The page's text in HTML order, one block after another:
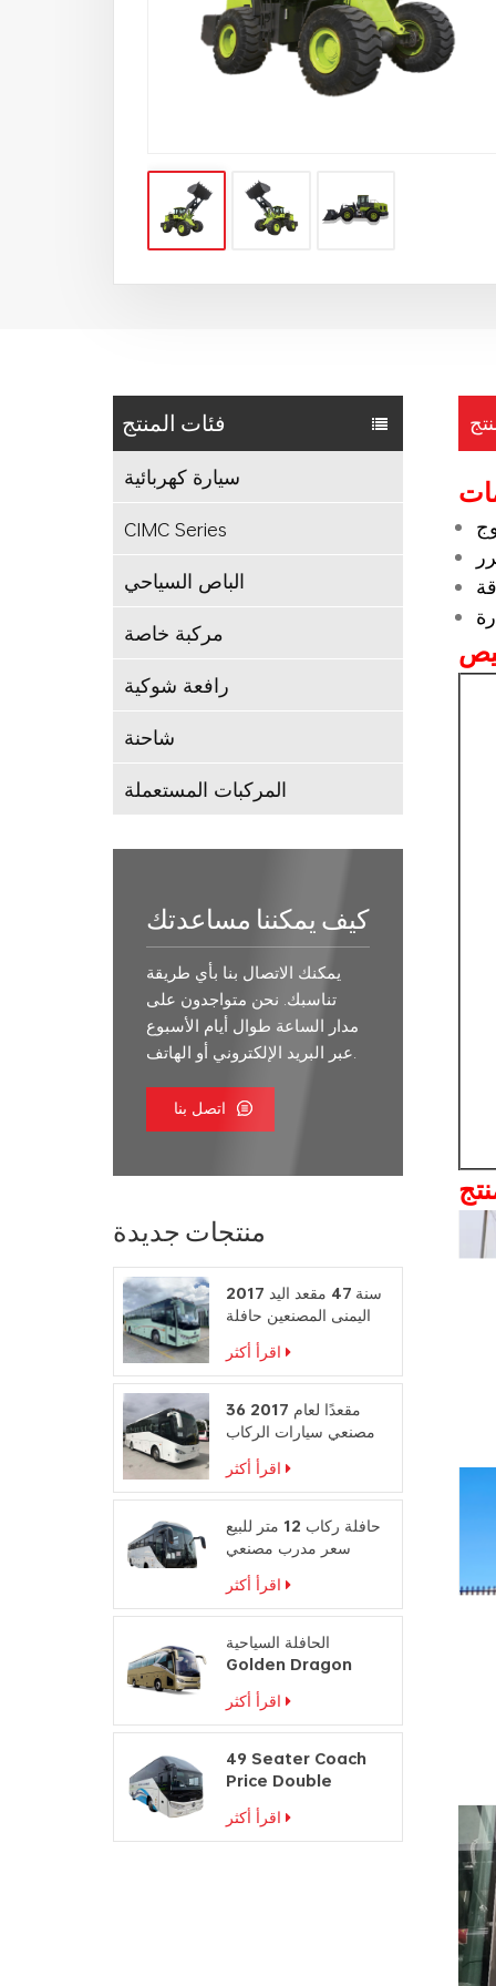
فئات المنتج
سيارة كهربائية
CIMC Series
الباص السياحي
مركبة خاصة
رافعة شوكية
شاحنة
المركبات المستعملة
كيف يمكننا مساعدتك
يمكنك الاتصال بنا بأي طريقة
تناسبك. نحن متواجدون على
مدار الساعة طوال أيام الأسبوع
عبر البريد الإلكتروني أو الهاتف.
اتصل بنا
منتجات جديدة
2017 سنة 47 مقعد اليد
اليمنى المصنعين حافلة
محرك الديزل
اقرأ أكثر
36 مقعدًا لعام 2017
مصنعي سيارات الركاب
على المقود الأيمن
اقرأ أكثر
حافلة ركاب 12 متر للبيع
سعر مدرب مصنعي
حافلات السفر
اقرأ أكثر
الحافلة السياحية
Golden Dragon
Luxury Passenger
Manufacturers
اقرأ أكثر
49 Seater Coach
Price Double
Windshield Travel
Bus للبيع
اقرأ أكثر